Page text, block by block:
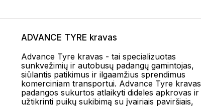
ADVANCE TYRE kravas
Advance Tyre kravas - tai specializuotas
sunkvežimių ir autobusų padangų gamintojas,
siūlantis patikimus ir ilgaamžius sprendimus
komerciniam transportui. Advance Tyre kravas
padangos sukurtos atlaikyti dideles apkrovas ir
užtikrinti puikų sukibimą su įvairiais paviršiais,